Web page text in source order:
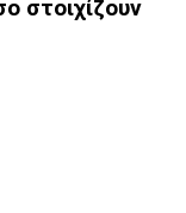
στοιχίζουν